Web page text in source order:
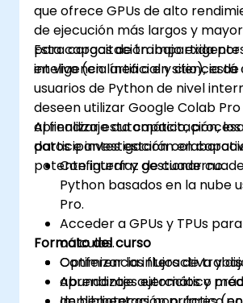
que ofrece GPUs de alto
de ejecución más largos y
para cargas de trabajo
inteligencia artificial y ciencia de
Esta capacitación impartida
en vivo (en línea o en sitio), está
usuarios de Python de nivel
deseen utilizar Google Colab
aprendizaje automático,
datos e investigación
potente interfaz de cuaderno.
Al finalizar esta capacitación, los
participantes estarán en
Configurar y gestionar
Python basados en la nube
Pro.
Acceder a GPUs y TPUs
cálculos.
Optimizar los flujos de
aprendizaje automático
Formato del curso
Conferencia interactiva y
Abundantes ejercicios y